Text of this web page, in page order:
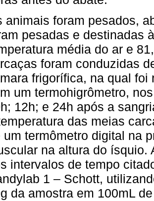
animais foram pesados,
pesadas e destinadas
média do ar e
foram conduzidas
frigorífica, na qual foi
um termohigrômetro,
12h; e 24h após a
das meias
um termômetro digital na
na altura do ísquio.
intervalos de tempo
1 – Schott,
da amostra em 100mL